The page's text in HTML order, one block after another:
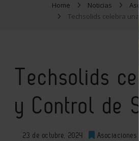
Home Noticias
Techsolids celebra
Techsolids
y Control de
23 de octubre, 2024 Asociaciones